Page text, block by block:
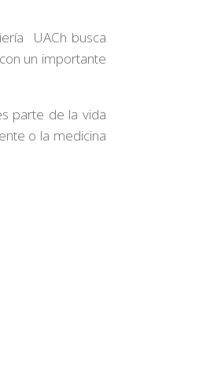
UACh busca
un importante
parte de la vida
o la medicina